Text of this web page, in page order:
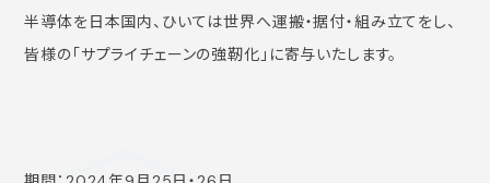
半導体を日本国内、ひいては世界へ運搬・据付・組み立てをし、
皆様の「サプライチェーンの強靭化」に寄与いたします。